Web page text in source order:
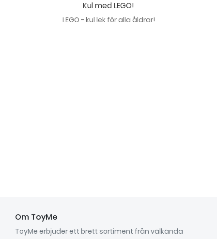
Kul med LEGO!
LEGO - kul lek för alla åldrar!
Om ToyMe
ToyMe erbjuder ett brett sortiment från välkända